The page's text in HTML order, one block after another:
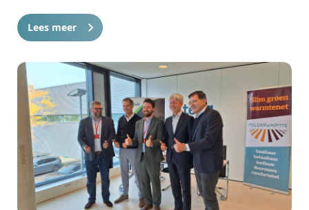
Lees meer